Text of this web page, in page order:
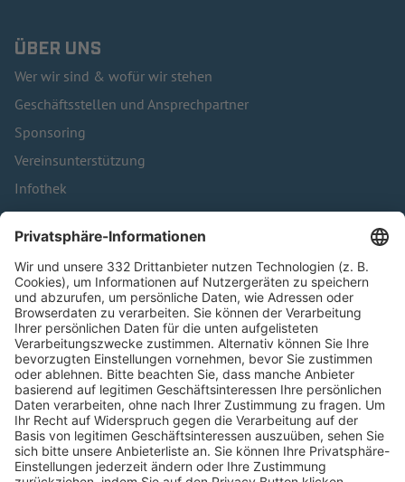
ÜBER UNS
Wer wir sind & wofür wir stehen
Geschäftsstellen und Ansprechpartner
Sponsoring
Vereinsunterstützung
Infothek
Kontakt
HÄUFIG BESUCHTE SEITEN
Pässe und Vereinswechsel
Trainerausbildung
Schulungsangebot Vereinsmitarbeiter
BFV-Geschäftsstellen
Trainerbörse
Login SpielPlus